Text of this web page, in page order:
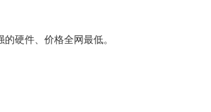
硬件、价格全网最低。